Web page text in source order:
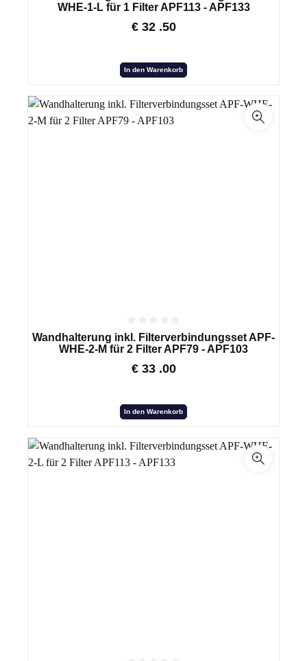
WHE-1-L für 1 Filter APF113 - APF133
€ 32 .50
In den Warenkorb
Wandhalterung inkl. Filterverbindungsset APF-
WHE-2-M für 2 Filter APF79 - APF103
€ 33 .00
In den Warenkorb